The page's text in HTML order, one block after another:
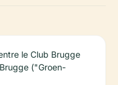
le Club Brugge
("Groen-